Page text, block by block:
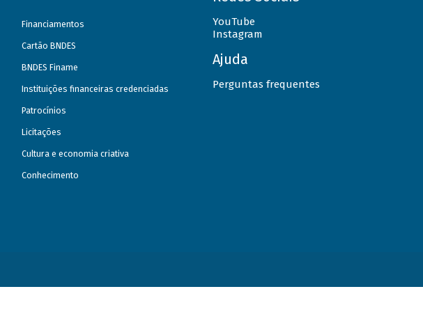
Financiamentos
Cartão BNDES
BNDES Finame
Instituições financeiras credenciadas
Patrocínios
Licitações
Cultura e economia criativa
Conhecimento
YouTube
Instagram
Ajuda
Perguntas frequentes